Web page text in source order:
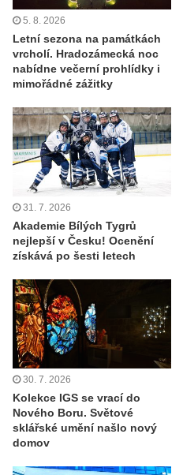
5. 8. 2026
Letní sezona na památkách
vrcholí. Hradozámecká noc
nabídne večerní prohlídky i
mimořádné zážitky
31. 7. 2026
Akademie Bílých Tygrů
nejlepší v Česku! Ocenění
získává po šesti letech
30. 7. 2026
Kolekce IGS se vrací do
Nového Boru. Světové
sklářské umění našlo nový
domov